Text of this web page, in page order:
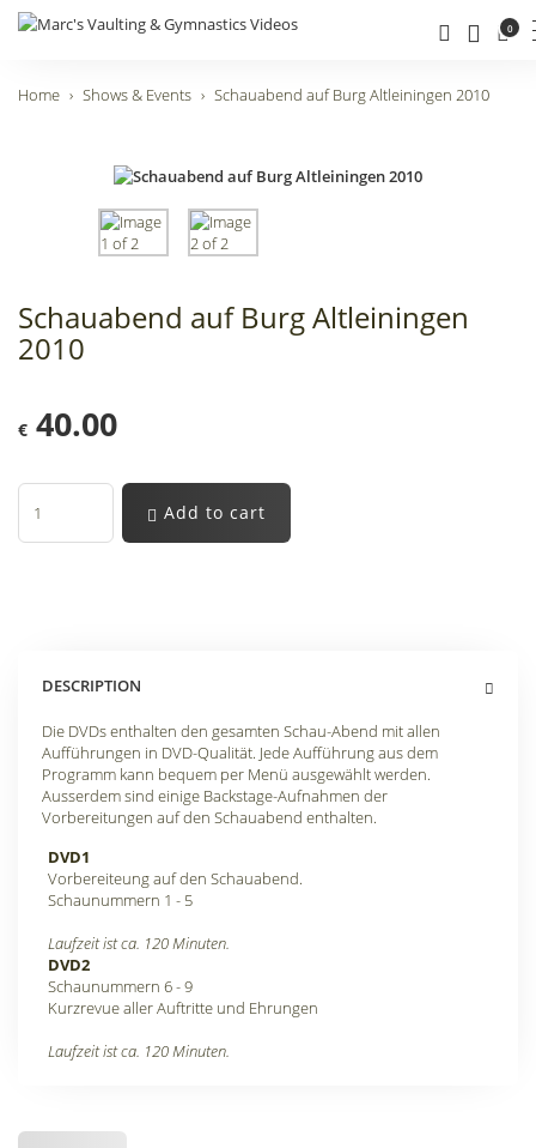
0
Home Shows & Events Schauabend auf Burg Altleiningen 2010
Schauabend auf Burg Altleiningen
2010
€ 40.00
Add to cart
DESCRIPTION
Die DVDs enthalten den gesamten Schau-Abend mit allen
Aufführungen in DVD-Qualität. Jede Aufführung aus dem
Programm kann bequem per Menü ausgewählt werden.
Ausserdem sind einige Backstage-Aufnahmen der
Vorbereitungen auf den Schauabend enthalten.
DVD1
Vorbereiteung auf den Schauabend.
Schaunummern 1 - 5
Laufzeit ist ca. 120 Minuten.
DVD2
Schaunummern 6 - 9
Kurzrevue aller Auftritte und Ehrungen
Laufzeit ist ca. 120 Minuten.